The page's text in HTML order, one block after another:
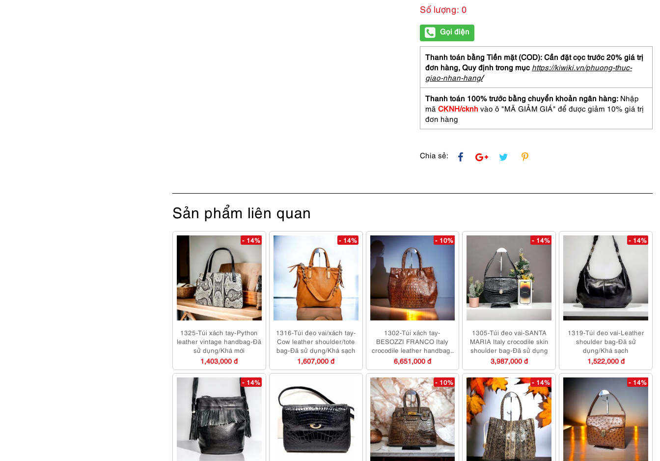
Số lượng: 0
Gọi điện
Thanh toán bằng Tiền mặt (COD): Cần đặt cọc trước 20% giá trị
đơn hàng, Quy định trong mục https://kiwiki.vn/phuong-thuc-
giao-nhan-hang/
Thanh toán 100% trước bằng chuyển khoản ngân hàng: Nhập
mã CKNH/cknh vào ô "MÃ GIẢM GIÁ" để được giảm 10% giá trị
đơn hàng
Chia sẻ:
Sản phẩm liên quan
- 14%
1325-Túi xách tay-Python
leather vintage handbag-Đã
sử dụng/Khá mới
1,403,000 đ
- 14%
1316-Túi đeo vai/xách tay-
Cow leather shoulder/tote
bag-Đã sử dụng/Khá sạch
1,607,000 đ
- 10%
1302-Túi xách tay-
BESOZZI FRANCO Italy
crocodile leather handbag-
Đã sử dụng
6,651,000 đ
- 14%
1305-Túi đeo vai-SANTA
MARIA Italy crocodile skin
shoulder bag-Đã sử dụng
3,987,000 đ
- 14%
1319-Túi đeo vai-Leather
shoulder bag-Đã sử
dụng/Khá sạch
1,522,000 đ
- 14% - 10% - 14% - 14%